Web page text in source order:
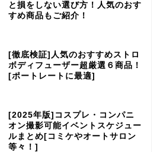
と損をしない選び方！人気のおす
すめ商品もご紹介！
[徹底検証]人気のおすすめストロ
ボディフューザー超厳選６商品！
[ポートレートに最適]
[2025年版]コスプレ・コンパニ
オン撮影可能イベントスケジュー
ルまとめ[コミケやオートサロン
等々！]